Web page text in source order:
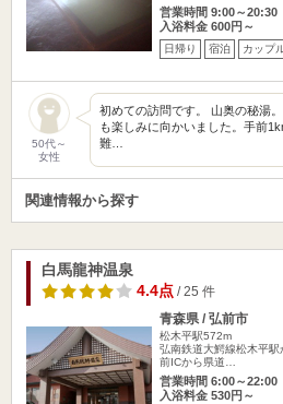
営業時間 9:00～20:30
入浴料金 600円～
日帰り 宿泊 カップ
50代～
女性
初めての訪問です。 山奥の秘湯
も楽しみに向かいました。手前
難…
関連情報から探す
白馬龍神温泉
4.4点/ 25 件
青森県 / 弘前市
松木平駅572m
弘南鉄道大鰐線松木平
前ICから県道…
営業時間 6:00～22:00
入浴料金 530円～